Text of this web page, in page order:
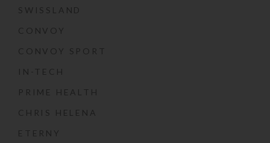
SWISSLAND
CONVOY
CONVOY SPORT
IN-TECH
PRIME HEALTH
CHRIS HELENA
ETERNY